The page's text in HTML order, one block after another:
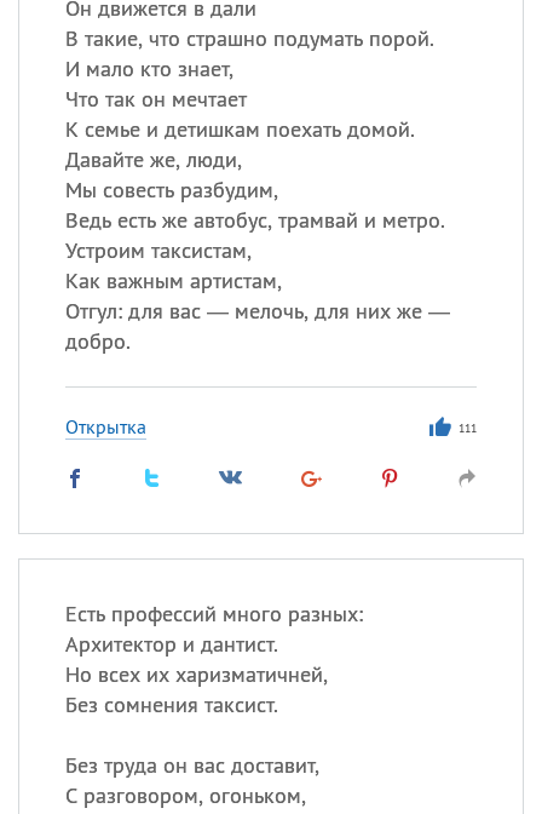
Он движется в дали
В такие, что страшно подумать порой.
И мало кто знает,
Что так он мечтает
К семье и детишкам поехать домой.
Давайте же, люди,
Мы совесть разбудим,
Ведь есть же автобус, трамвай и метро.
Устроим таксистам,
Как важным артистам,
Отгул: для вас — мелочь, для них же —
добро.
Открытка 111
Есть профессий много разных:
Архитектор и дантист.
Но всех их харизматичней,
Без сомнения таксист.
Без труда он вас доставит,
С разговором, огоньком,